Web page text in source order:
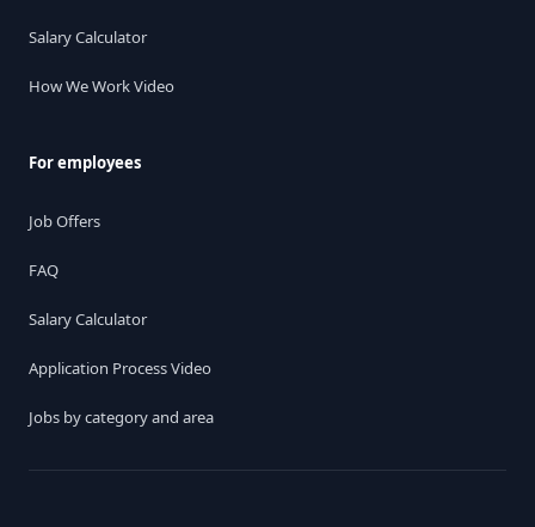
Salary Calculator
How We Work Video
For employees
Job Offers
FAQ
Salary Calculator
Application Process Video
Jobs by category and area